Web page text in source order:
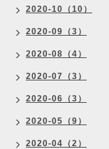
2020-10（10）
2020-09（3）
2020-08（4）
2020-07（3）
2020-06（3）
2020-05（9）
2020-04（2）